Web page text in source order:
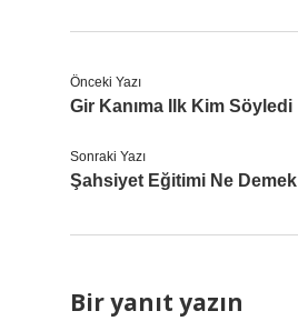
Önceki Yazı
Gir Kanıma Ilk Kim Söyledi
Sonraki Yazı
Şahsiyet Eğitimi Ne Demek
Bir yanıt yazın